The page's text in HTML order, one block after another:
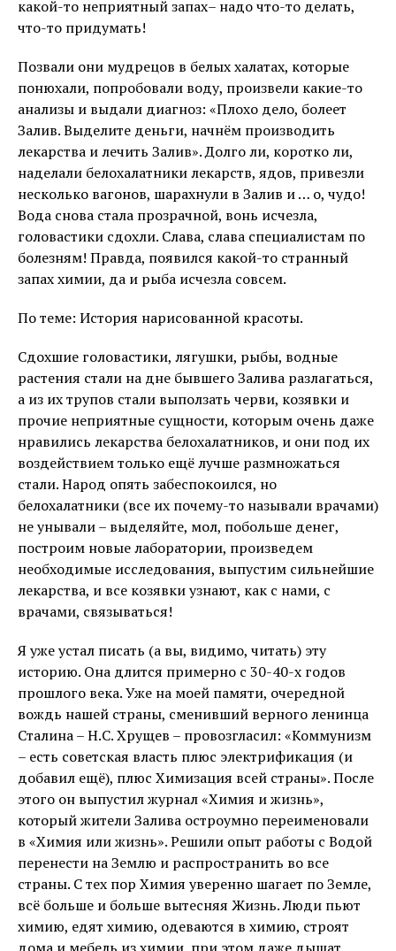
какой-то неприятный запах– надо что-то делать,
что-то придумать!
Позвали они мудрецов в белых халатах, которые
понюхали, попробовали воду, произвели какие-то
анализы и выдали диагноз: «Плохо дело, болеет
Залив. Выделите деньги, начнём производить
лекарства и лечить Залив». Долго ли, коротко ли,
наделали белохалатники лекарств, ядов, привезли
несколько вагонов, шарахнули в Залив и … о, чудо!
Вода снова стала прозрачной, вонь исчезла,
головастики сдохли. Слава, слава специалистам по
болезням! Правда, появился какой-то странный
запах химии, да и рыба исчезла совсем.
По теме: История нарисованной красоты.
Сдохшие головастики, лягушки, рыбы, водные
растения стали на дне бывшего Залива разлагаться,
а из их трупов стали выползать черви, козявки и
прочие неприятные сущности, которым очень даже
нравились лекарства белохалатников, и они под их
воздействием только ещё лучше размножаться
стали. Народ опять забеспокоился, но
белохалатники (все их почему-то называли врачами)
не унывали – выделяйте, мол, побольше денег,
построим новые лаборатории, произведем
необходимые исследования, выпустим сильнейшие
лекарства, и все козявки узнают, как с нами, с
врачами, связываться!
Я уже устал писать (а вы, видимо, читать) эту
историю. Она длится примерно с 30-40-х годов
прошлого века. Уже на моей памяти, очередной
вождь нашей страны, сменивший верного ленинца
Сталина – Н.С. Хрущев – провозгласил: «Коммунизм
– есть советская власть плюс электрификация (и
добавил ещё), плюс Химизация всей страны». После
этого он выпустил журнал «Химия и жизнь»,
который жители Залива остроумно переименовали
в «Химия или жизнь». Решили опыт работы с Водой
перенести на Землю и распространить во все
страны. С тех пор Химия уверенно шагает по Земле,
всё больше и больше вытесняя Жизнь. Люди пьют
химию, едят химию, одеваются в химию, строят